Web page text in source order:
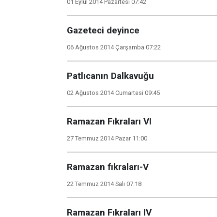
01 Eylül 2014 Pazartesi 07:42
Gazeteci deyince
06 Ağustos 2014 Çarşamba 07:22
Patlıcanın Dalkavuğu
02 Ağustos 2014 Cumartesi 09:45
Ramazan Fıkraları VI
27 Temmuz 2014 Pazar 11:00
Ramazan fıkraları-V
22 Temmuz 2014 Salı 07:18
Ramazan Fıkraları IV